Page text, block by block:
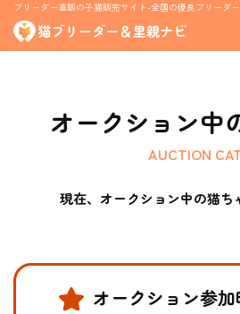
オークション中
AUCTION
現在、オークション中の猫ち
オークション参